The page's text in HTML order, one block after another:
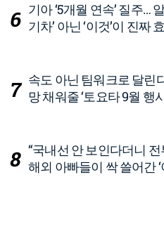
기아 ‘5개월 연속’ 질주…
기차’ 아닌 ‘이것’이 진짜
속도 아닌 팀워크로 달린
망 채워줄 ‘토요타 9월 행
“국내선 안 보인다더니 전
해외 아빠들이 싹 쓸어간 ‘